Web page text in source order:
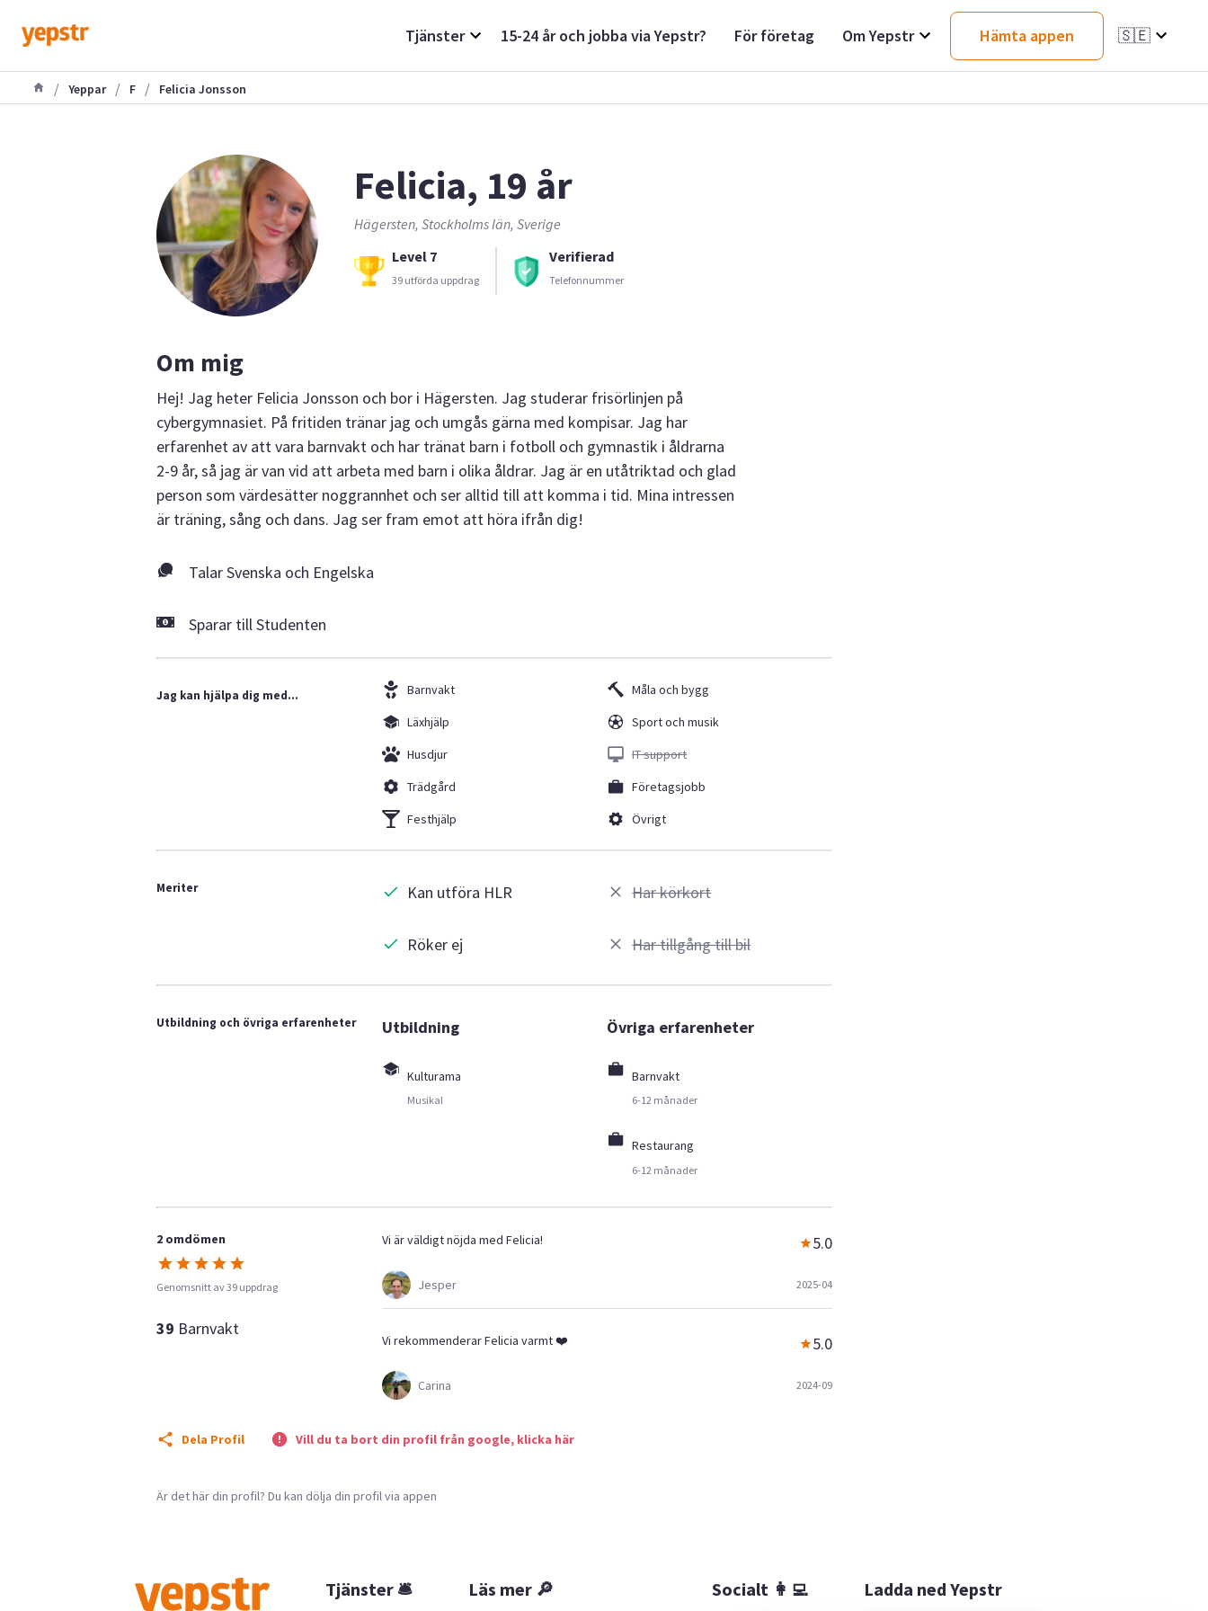
Tjänster 15-24 år och jobba via Yepstr? För företag Om Yepstr Hämta appen 🇸🇪
/ Yeppar / F / Felicia Jonsson
Felicia, 19 år
Hägersten, Stockholms län, Sverige
Level 7
39 utförda uppdrag
Verifierad
Telefonnummer
Om mig
Hej! Jag heter Felicia Jonsson och bor i Hägersten. Jag studerar frisörlinjen på
cybergymnasiet. På fritiden tränar jag och umgås gärna med kompisar. Jag har
erfarenhet av att vara barnvakt och har tränat barn i fotboll och gymnastik i åldrarna
2-9 år, så jag är van vid att arbeta med barn i olika åldrar. Jag är en utåtriktad och glad
person som värdesätter noggrannhet och ser alltid till att komma i tid. Mina intressen
är träning, sång och dans. Jag ser fram emot att höra ifrån dig!
Talar Svenska och Engelska
Sparar till Studenten
Jag kan hjälpa dig med...
Barnvakt
Läxhjälp
Husdjur
Trädgård
Festhjälp
Måla och bygg
Sport och musik
IT support
Företagsjobb
Övrigt
Meriter Kan utföra HLR
Röker ej
Har körkort
Har tillgång till bil
Utbildning och övriga erfarenheter Utbildning
Kulturama
Musikal
Övriga erfarenheter
Barnvakt
6-12 månader
Restaurang
6-12 månader
2 omdömen
Genomsnitt av 39 uppdrag
39 Barnvakt
Vi är väldigt nöjda med Felicia! 5.0
Jesper 2025-04
Vi rekommenderar Felicia varmt ❤️ 5.0
Carina 2024-09
Dela Profil Vill du ta bort din profil från google, klicka här
Är det här din profil? Du kan dölja din profil via appen
Tjänster 🛎 Läs mer 🔎 Socialt 👩‍💻 Ladda ned Yepstr